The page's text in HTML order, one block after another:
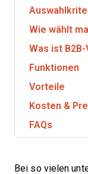
Wie wählt
Was ist
Funktionen
Vorteile
Kosten &
FAQs
Bei so vielen